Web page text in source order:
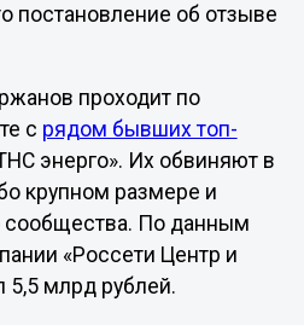
постановление об отзыве
проходит по
с рядом бывших топ-
энерго». Их обвиняют в
крупном размере и
сообщества. По данным
«Россети Центр и
млрд рублей.